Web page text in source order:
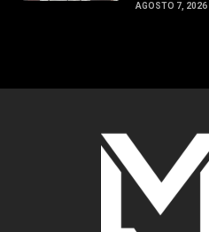
AGOSTO 7, 2026